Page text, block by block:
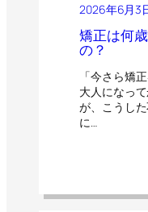
2026年6月3
矯正は何
の？
「今さら矯
大人になっ
が、こうし
に…